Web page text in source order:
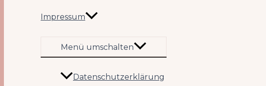
Impressum
Menü umschalten
Datenschutzerklärung